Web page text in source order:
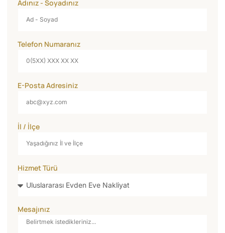
Adınız - Soyadınız
Telefon Numaranız
E-Posta Adresiniz
İl / İlçe
Hizmet Türü
Mesajınız